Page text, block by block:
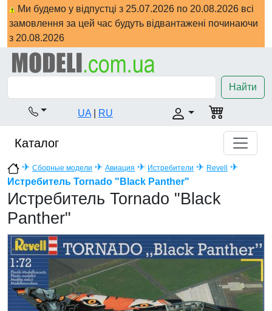
Ми будемо у відпустці з 25.07.2026 по 20.08.2026 всі
замовлення за цей час будуть відвантажені починаючи
з 20.08.2026
Найти
UA RU
Каталог
✈ Сборные модели ✈ Авиация ✈ Истребители ✈ Revell
✈
Истребитель Tornado "Black Panther"
Истребитель Tornado "Black
Panther"